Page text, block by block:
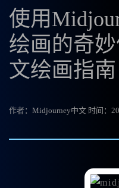
使用
绘画的奇
文绘画指南
作者：Midjourney中文 时间：